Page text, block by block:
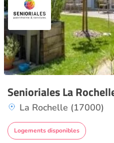
Senioriales La
La Rochelle (17000)
Logements disponibles